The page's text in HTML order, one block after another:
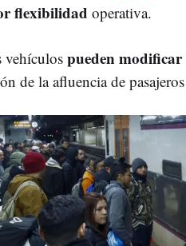
flexibilidad operativa.
vehículos pueden
de la afluencia de